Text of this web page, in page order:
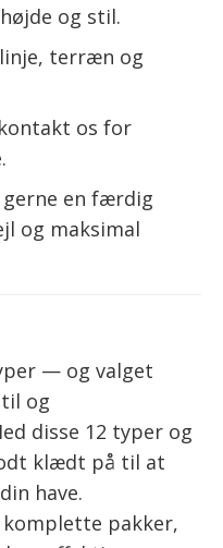
og stil.
terræn og
os for
en færdig
og maksimal
— og valget
og
disse 12 typer og
klædt på til at
have.
komplette pakker,